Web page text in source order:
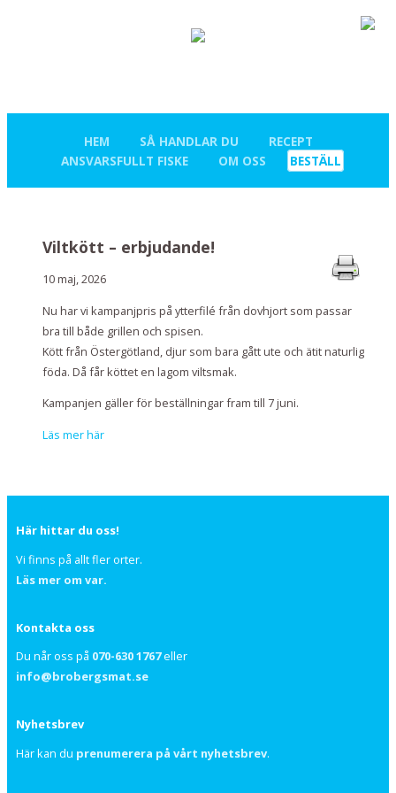
HEM SÅ HANDLAR DU
RECEPT
ANSVARSFULLT FISKE
OM OSS BESTÄLL
Viltkött – erbjudande!
10 maj, 2026
Nu har vi kampanjpris på ytterfilé från dovhjort som passar
bra till både grillen och spisen.
Kött från Östergötland, djur som bara gått ute och ätit naturlig
föda. Då får köttet en lagom viltsmak.
Kampanjen gäller för beställningar fram till 7 juni.
Läs mer här
Här hittar du oss!
Vi finns på allt fler orter.
Läs mer om var.
Kontakta oss
Du når oss på 070-630 1767eller
info@brobergsmat.se
Nyhetsbrev
Här kan du prenumerera på vårt nyhetsbrev.